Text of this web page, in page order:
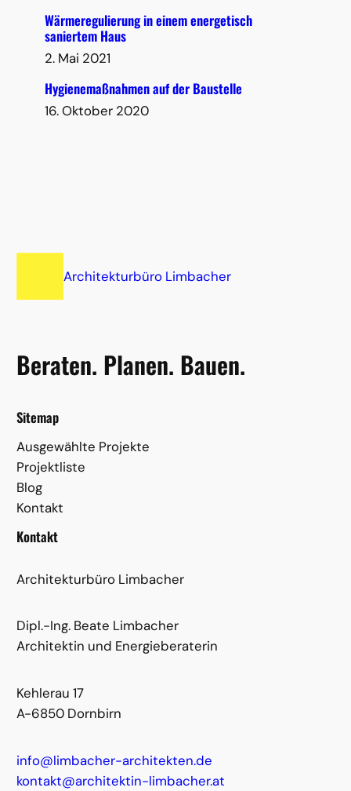
Wärmeregulierung in einem energetisch
saniertem Haus
2. Mai 2021
Hygienemaßnahmen auf der Baustelle
16. Oktober 2020
Architekturbüro Limbacher
Beraten. Planen. Bauen.
Sitemap
Ausgewählte Projekte
Projektliste
Blog
Kontakt
Kontakt
Architekturbüro Limbacher
Dipl.-Ing. Beate Limbacher
Architektin und Energieberaterin
Kehlerau 17
A-6850 Dornbirn
info@limbacher-architekten.de
kontakt@architektin-limbacher.at